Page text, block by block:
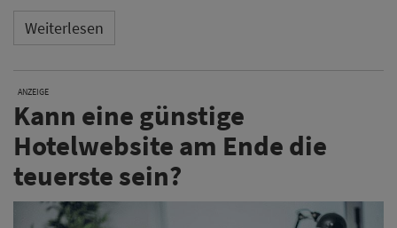
Weiterlesen
ANZEIGE
Kann eine günstige
Hotelwebsite am Ende die
teuerste sein?